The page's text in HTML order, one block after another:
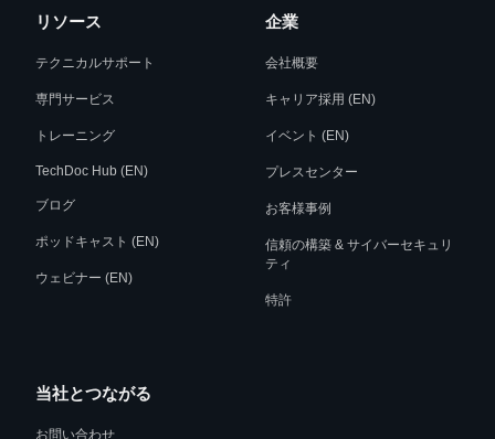
リソース
テクニカルサポート
専門サービス
トレーニング
TechDoc Hub (EN)
ブログ
ポッドキャスト (EN)
ウェビナー (EN)
企業
会社概要
キャリア採用 (EN)
イベント (EN)
プレスセンター
お客様事例
信頼の構築 & サイバーセキュリ
ティ
特許
当社とつながる
お問い合わせ